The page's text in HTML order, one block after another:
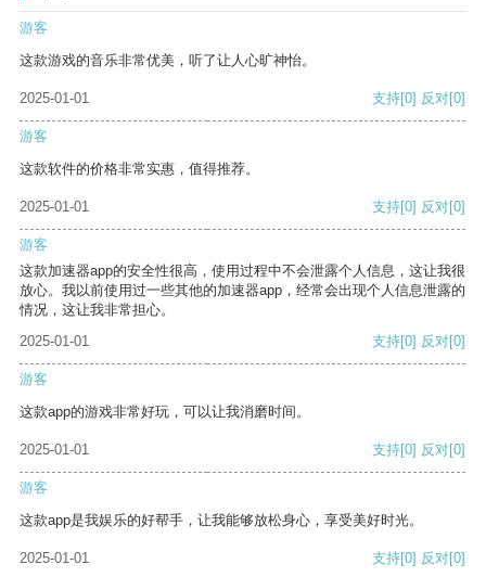
游客
这款游戏的音乐非常优美，听了让人心旷神怡。
2025-01-01 支持[0] 反对[0]
游客
这款软件的价格非常实惠，值得推荐。
2025-01-01 支持[0] 反对[0]
游客
这款加速器app的安全性很高，使用过程中不会泄露个人信息，这让我很
放心。我以前使用过一些其他的加速器app，经常会出现个人信息泄露的
情况，这让我非常担心。
2025-01-01
支持[0] 反对[0]
游客
这款app的游戏非常好玩，可以让我消磨时间。
2025-01-01 支持[0] 反对[0]
游客
这款app是我娱乐的好帮手，让我能够放松身心，享受美好时光。
2025-01-01 支持[0] 反对[0]